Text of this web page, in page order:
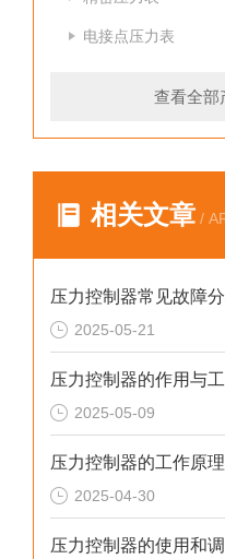
电接点压力表
查看全部
相关文章 /
压力控制器常见故障
2025-05-21
压力控制器的作用与
2025-05-09
压力控制器的工作原
2025-04-30
压力控制器的使用和